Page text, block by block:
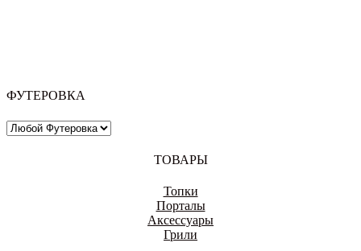
ЕНАКИЕВО
ФУТЕРОВКА
ТОВАРЫ
Топки
Порталы
Аксессуары
Грили